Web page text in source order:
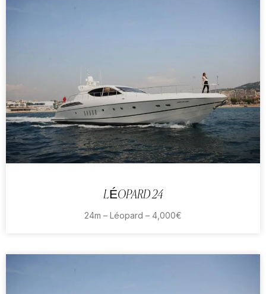
LÉOPARD 24
24m – Léopard – 4,000€